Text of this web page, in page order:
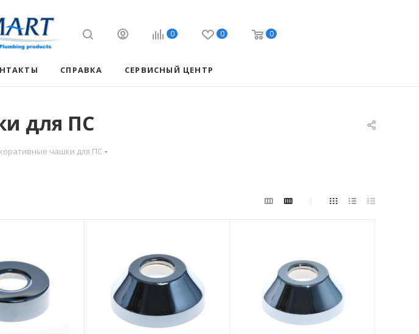
0 0 0
СПРАВКА СЕРВИСНЫЙ ЦЕНТР
для ПС
чашки для ПС